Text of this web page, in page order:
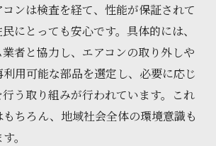
もたらす空間デザインの可能性
価値を高めるエアコン再利用の力
質を向上させるための再利用の役
再利用で実現する持続可能な住ま
ンは検査を経て、性能が保証されて
にとっても安心です。具体的には、
者と協力し、エアコンの取り外しや
用可能な部品を選定し、必要に応じ
う取り組みが行われています。これ
ちろん、地域社会全体の環境意識も
。